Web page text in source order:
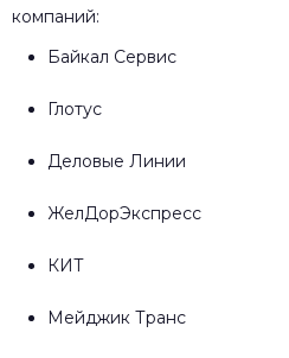
компаний:
Байкал Сервис
Глотус
Деловые Линии
ЖелДорЭкспресс
КИТ
Мейджик Транс